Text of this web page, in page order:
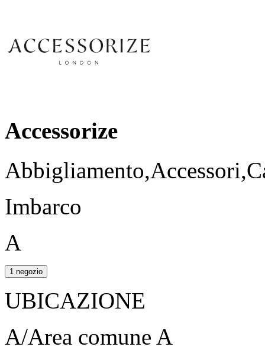
Accessorize
Imbarco
A
1 negozio
UBICAZIONE
A/Area comune A